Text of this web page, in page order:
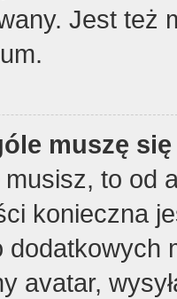
Jest też
muszę
to od
konieczna
dodatkowych
avatar,